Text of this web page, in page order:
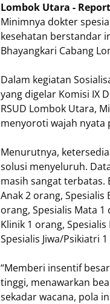
Lombok Utara -
Minimnya dokter
kesehatan berstandar
Bhayangkari Cabang
Dalam kegiatan
yang digelar Komisi IX
RSUD Lombok Utara,
menyoroti wajah nyata
Menurutnya,
solusi menyeluruh.
masih sangat terbatas.
Anak 2 orang, Spesialis
orang, Spesialis Mata
Klinik 1 orang,
Spesialis Jiwa/Psikiatri
“Memberi insentif
tinggi, menawarkan
sekadar wacana, pola